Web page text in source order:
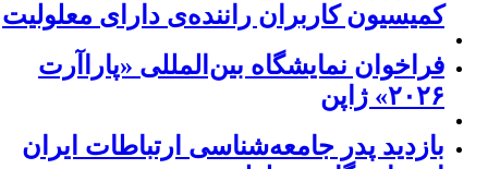
کمیسیون کاربران راننده‌ی دارای معلولیت
فراخوان نمایشگاه بین‌المللی «پاراآرت
۲۰۲۶» ژاپن
بازدید پدر جامعه‌شناسی ارتباطات ایران